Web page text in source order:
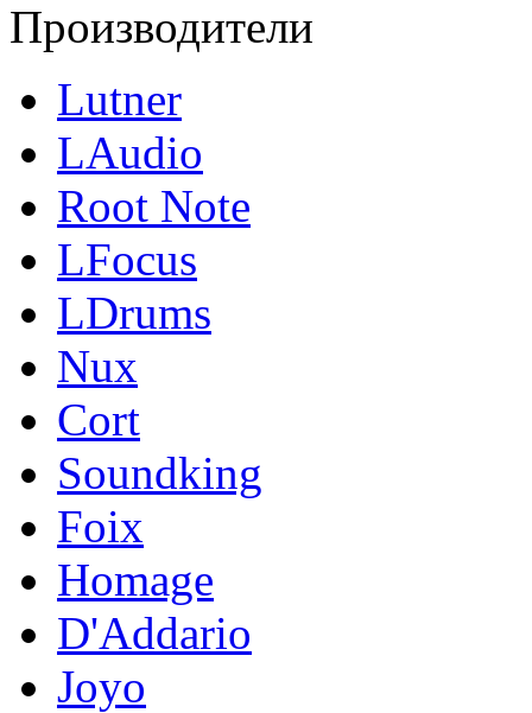
Производители
Lutner
LAudio
Root Note
LFocus
LDrums
Nux
Cort
Soundking
Foix
Homage
D'Addario
Joyo